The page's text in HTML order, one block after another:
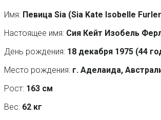
Имя: Певица Sia (Sia Kate Isobelle
Настоящее имя: Сия Кейт Изобель
День рождения: 18 декабря 1975 (44
Место рождения: г. Аделаида,
Рост: 163 см
Вес: 62 кг